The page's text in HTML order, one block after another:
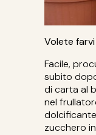
Volete
Facile,
subito
di carta al
nel
zucchero